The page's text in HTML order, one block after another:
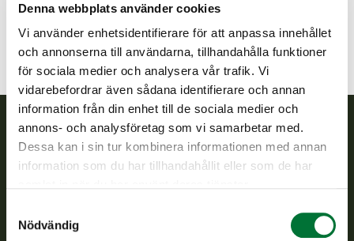
Denna webbplats använder cookies
Vi använder enhetsidentifierare för att anpassa innehållet
och annonserna till användarna, tillhandahålla funktioner
för sociala medier och analysera vår trafik. Vi
vidarebefordrar även sådana identifierare och annan
information från din enhet till de sociala medier och
annons- och analysföretag som vi samarbetar med.
Dessa kan i sin tur kombinera informationen med annan
information som du har tillhandahållit eller som de har
Nödvändig
Finlands viltcentral
verkställs och svarar för de offentliga förvaltningsuppgifter